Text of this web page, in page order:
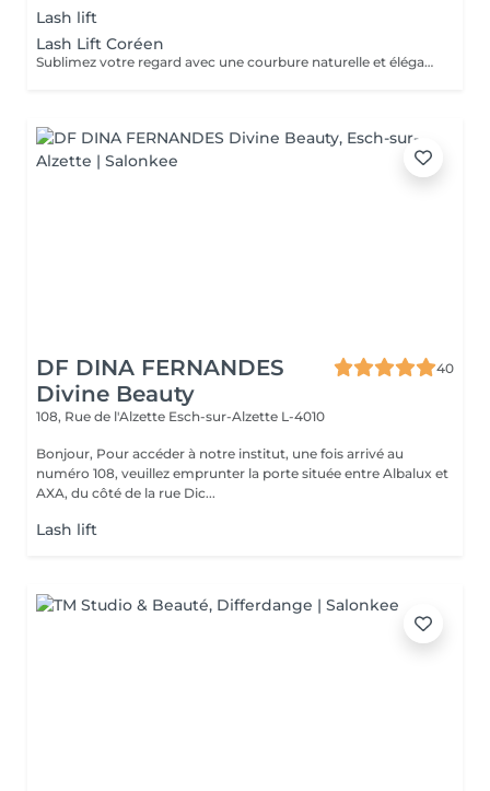
Lash lift
Lash Lift Coréen
Sublimez votre regard avec une courbure naturelle et élégante. Le lash lift coréen est une technique douce et innovante qui lifte les cils dès la racine, sans les abîmer. Contrairement aux méthodes classiques, cette version offre une finition plus soignée, une tenue prolongée et un respect optimal de la fibre du cil. De plus il soigne vos cils en profondeur. Résultat : des cils galbés, allongés et visiblement renforcés, sans extension ni mascara. Tenue : 6 à 8 semaines Convient à tous les types de cils, même les plus courts.
DF DINA FERNANDES
Divine Beauty
40
108, Rue de l'Alzette Esch-sur-Alzette L-4010
Bonjour, Pour accéder à notre institut, une fois arrivé au
numéro 108, veuillez emprunter la porte située entre Albalux et
AXA, du côté de la rue Dic...
Lash lift